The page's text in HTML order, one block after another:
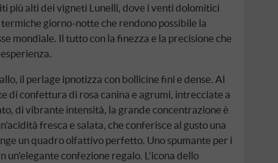
più alti dei vigneti Lunelli, dove i venti dolomitici
giorno-notte che rendono possibile la
mondiale. Il tutto con la finezza e la precisione che
il perlage ipnotizza con bollicine fini e dense. Al
di confettura di rosa canina e agrumi, intrecciate a
di vibrante intensità, la grande concentrazione è
fresca e salata, che conferisce al gusto una
un quadro olfattivo perfetto. Uno spumante per i
un'elegante confezione regalo. L'icona dello